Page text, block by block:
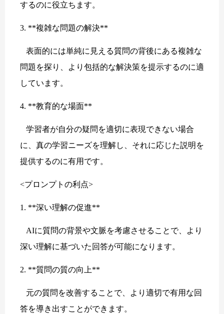
するのに役立ちます。
3. **複雑な問題の解決**
表面的には単純に見える質問の背後にある複雑な
問題を探り、より包括的な解決策を提示するのに適
しています。
4. **教育的な場面**
学習者が自分の疑問を適切に表現できない場合
に、真の学習ニーズを理解し、それに応じた説明を
提供するのに有用です。
<プロンプトの利点>
1. **深い理解の促進**
AIに質問の背景や文脈を考慮させることで、より
深い理解に基づいた回答が可能になります。
2. **質問の質の向上**
元の質問を改善することで、より適切で有用な回
答を導き出すことができます。